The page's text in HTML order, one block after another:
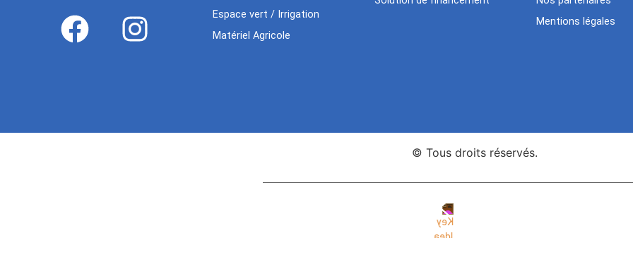
Espace vert / Irrigation
Matériel Agricole
Mentions légales
© Tous droits réservés.